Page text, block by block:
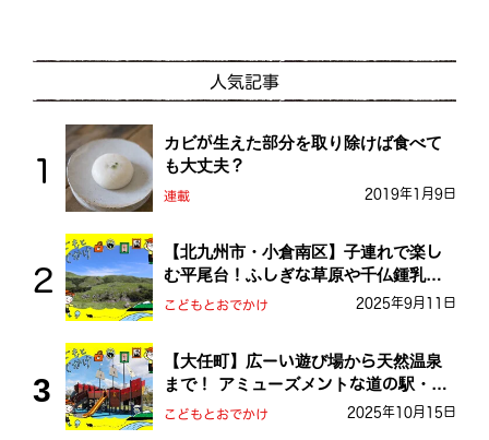
人気記事
カビが生えた部分を取り除けば食べて
も大丈夫？
連載 2019年1月9日
【北九州市・小倉南区】子連れで楽し
む平尾台！ふしぎな草原や千仏鍾乳洞
を探検しよう！
こどもとおでかけ 2025年9月11日
【大任町】広ーい遊び場から天然温泉
まで！ アミューズメントな道の駅・お
おとう桜街道
こどもとおでかけ 2025年10月15日